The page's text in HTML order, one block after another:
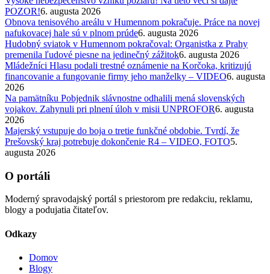
POZOR!6. augusta 2026
Obnova tenisového areálu v Humennom pokračuje. Práce na novej
nafukovacej hale sú v plnom prúde6. augusta 2026
Hudobný sviatok v Humennom pokračoval: Organistka z Prahy
premenila ľudové piesne na jedinečný zážitok6. augusta 2026
Mládežníci Hlasu podali trestné oznámenie na Korčoka, kritizujú
financovanie a fungovanie firmy jeho manželky – VIDEO6. augusta
2026
Na pamätníku Pobjednik slávnostne odhalili mená slovenských
vojakov. Zahynuli pri plnení úloh v misii UNPROFOR6. augusta
2026
Majerský vstupuje do boja o tretie funkčné obdobie. Tvrdí, že
Prešovský kraj potrebuje dokončenie R4 – VIDEO, FOTO5.
augusta 2026
O portáli
Moderný spravodajský portál s priestorom pre redakciu, reklamu,
blogy a podujatia čitateľov.
Odkazy
Domov
Blogy